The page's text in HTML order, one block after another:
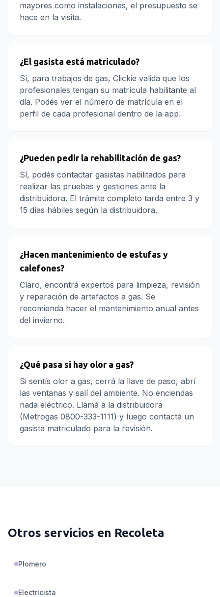
mayores como instalaciones, el presupuesto se
hace en la visita.
¿El gasista está matriculado?
Sí, para trabajos de gas, Clickie valida que los
profesionales tengan su matrícula habilitante al
día. Podés ver el número de matrícula en el
perfil de cada profesional dentro de la app.
¿Pueden pedir la rehabilitación de gas?
Sí, podés contactar gasistas habilitados para
realizar las pruebas y gestiones ante la
distribuidora. El trámite completo tarda entre 3 y
15 días hábiles según la distribuidora.
¿Hacen mantenimiento de estufas y
calefones?
Claro, encontrá expertos para limpieza, revisión
y reparación de artefactos a gas. Se
recomienda hacer el mantenimiento anual antes
del invierno.
¿Qué pasa si hay olor a gas?
Si sentís olor a gas, cerrá la llave de paso, abrí
las ventanas y salí del ambiente. No enciendas
nada eléctrico. Llamá a la distribuidora
(Metrogas 0800-333-1111) y luego contactá un
gasista matriculado para la revisión.
Otros servicios en Recoleta
Plomero
Electricista